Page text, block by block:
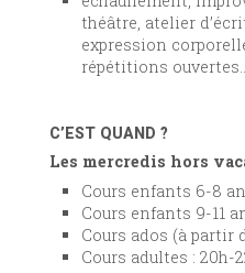
théâtre, atelier
expression
répétitions ouvertes…
C’EST QUAND ?
Les mercredis hors
Cours enfants 6-8
Cours enfants 9-11
Cours ados (à partir
Cours adultes : 20h-